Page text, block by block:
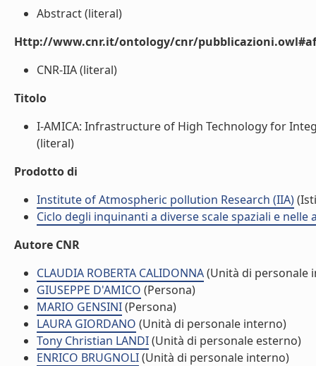
Abstract (literal)
Http://www.cnr.it/ontology/cnr/
CNR-IIA (literal)
Titolo
I-AMICA: Infrastructure of High Technology for
(literal)
Prodotto di
Institute of Atmospheric pollution Research (IIA)
Ciclo degli inquinanti a diverse scale spaziali e nelle
Autore CNR
CLAUDIA ROBERTA CALIDONNA(Unità di personale
GIUSEPPE D'AMICO (Persona)
MARIO GENSINI(Persona)
LAURA GIORDANO (Unità di personale interno)
Tony Christian LANDI(Unità di personale esterno)
ENRICO BRUGNOLI(Unità di personale interno)